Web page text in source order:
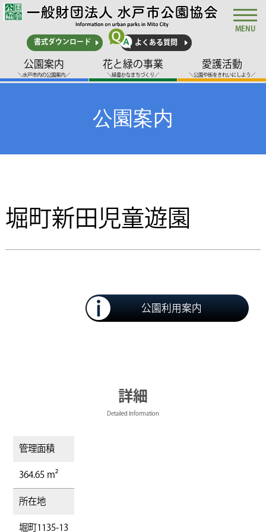
書式ダウンロード よくある質問
公園案内
＼水戸市内の公園案内／
花と緑の事業
＼緑豊かなまちづくり／
愛護活動
＼公園や街をきれいにしよう／
MENU
公園案内
堀町新田児童遊園
公園利用案内
詳細
Detailed Information
管理面積
364.65 m²
所在地
堀町1135-13